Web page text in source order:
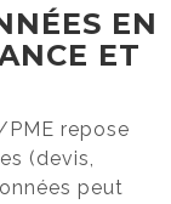
EN
ET
repose
(devis,
peut